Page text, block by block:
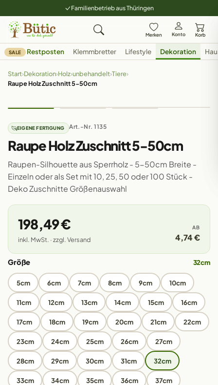
Familienbetrieb aus Thüringen
Merken Konto Korb
SALE Restposten Klemmbretter Lifestyle Dekoration
Start›Dekoration›Holz›unbehandelt›Tiere›
Raupe Holz Zuschnitt 5-50cm
EIGENE FERTIGUNG Art.-Nr. 1135
Raupe Holz Zuschnitt 5-50cm
Raupen-Silhouette aus Sperrholz - 5-50cm Breite -
Einzeln oder als Set mit 10, 25, 50 oder 100 Stück -
Deko Zuschnitte Größenauswahl
198,49 €
inkl. MwSt. · zzgl. Versand
AB
4,74 €
Größe 32cm
5cm 6cm 7cm 8cm 9cm 10cm
11cm 12cm 13cm 14cm 15cm 16cm
17cm 18cm 19cm 20cm 21cm 22cm
23cm 24cm 25cm 26cm 27cm
28cm 29cm 30cm 31cm 32cm
33cm 34cm 35cm 36cm 37cm